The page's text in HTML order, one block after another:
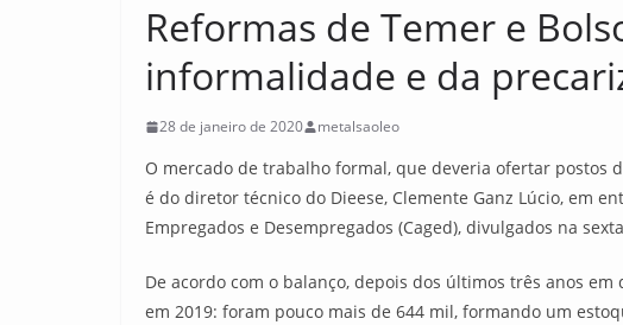
Reformas de Temer e
informalidade e da
28 de janeiro de 2020 metalsaoleo
O mercado de trabalho formal, que deveria ofertar postos
é do diretor técnico do Dieese, Clemente Ganz Lúcio, em
Empregados e Desempregados (Caged), divulgados na
De acordo com o balanço, depois dos últimos três anos em
em 2019: foram pouco mais de 644 mil, formando um